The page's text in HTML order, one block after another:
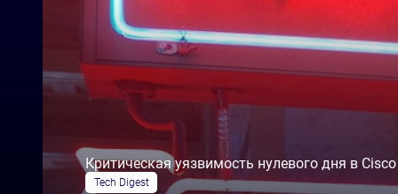
Критическая уязвимость нулевого дня в
Tech Digest